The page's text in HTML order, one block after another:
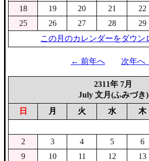
18
19 20 21 22
25
26 27 28 29
この月のカレンダーをダウン
← 前年へ 次年へ
2311年 7月
July 文月(ふみづき)
日
月 火 水 木
2
3 4 5 6
9
10 11 12 13